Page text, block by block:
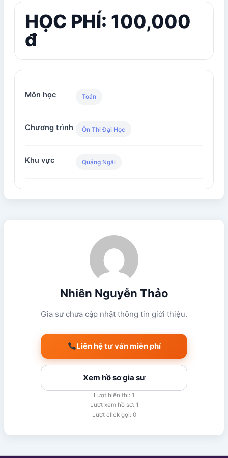
HỌC PHÍ: 100,000
đ
Môn học Toán
Chương trình Ôn Thi Đại Học
Khu vực Quảng Ngãi
Nhiên Nguyễn Thảo
Gia sư chưa cập nhật thông tin giới thiệu.
Liên hệ tư vấn miễn phí
Xem hồ sơ gia sư
Lượt hiển thị: 1
Lượt xem hồ sơ: 1
Lượt click gọi: 0